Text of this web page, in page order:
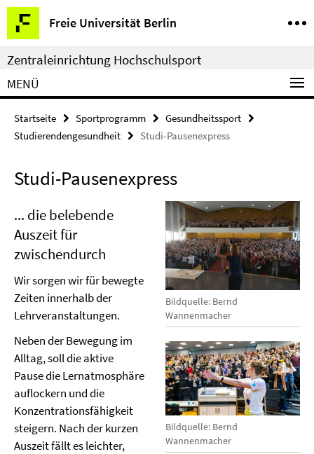
Springe
direkt
zu
Inhalt
Freie Universität Berlin
Service-
Navigation
Zentraleinrichtung Hochschulsport
MENÜ
Startseite Sportprogramm
Gesundheitssport
Studierendengesundheit
Studi-Pausenexpress
Studi-Pausenexpress
Bildquelle: Bernd
Wannenmacher
Bildquelle: Bernd
Wannenmacher
... die belebende
Auszeit für
zwischendurch
Wir sorgen wir für bewegte
Zeiten innerhalb der
Lehrveranstaltungen.
Neben der Bewegung im
Alltag, soll die aktive
Pause die Lernatmosphäre
auflockern und die
Konzentrationsfähigkeit
steigern. Nach der kurzen
Auszeit fällt es leichter,